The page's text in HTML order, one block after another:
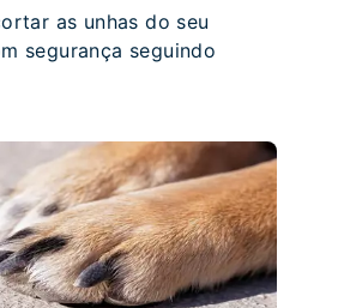
as unhas do seu
segurança seguindo